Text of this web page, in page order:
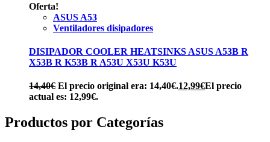
Oferta!
ASUS A53
Ventiladores disipadores
DISIPADOR COOLER HEATSINKS ASUS A53B R
X53B R K53B R A53U X53U K53U
14,40€ El precio original era: 14,40€.12,99€El precio
actual es: 12,99€.
Productos por Categorías